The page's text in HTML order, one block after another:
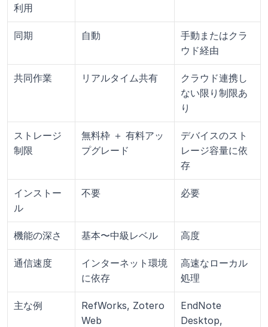
利用
同期 自動
手動またはクラ
ウド経由
共同作業 リアルタイム共有
クラウド連携し
ない限り制限あ
り
ストレージ
制限
無料枠 ＋ 有料アッ
プグレード
デバイスのスト
レージ容量に依
存
インストー
ル
不要 必要
機能の深さ 基本〜中級レベル 高度
通信速度
インターネット環境
に依存
高速なローカル
処理
主な例
RefWorks, Zotero
Web
EndNote
Desktop,